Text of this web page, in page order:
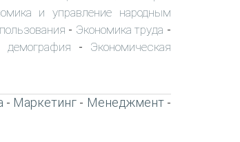
и управление народным
- Экономика труда -
демография - Экономическая
- Маркетинг - Менеджмент-